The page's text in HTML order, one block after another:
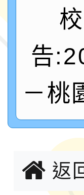
「
成果
2026
桃園
年八
國立
融平
115
計畫
小時
115
義教
轉
告
－桃
返